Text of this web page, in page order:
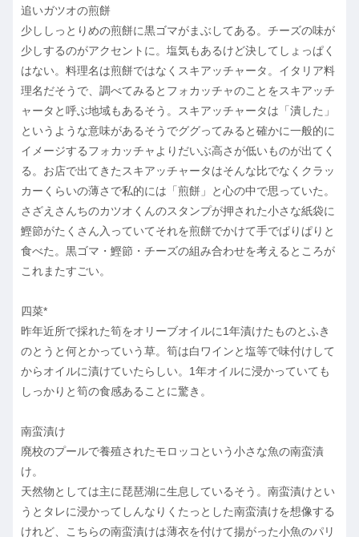
追いガツオの煎餅
少ししっとりめの煎餅に黒ゴマがまぶしてある。チーズの味が
少しするのがアクセントに。塩気もあるけど決してしょっぱく
はない。料理名は煎餅ではなくスキアッチャータ。イタリア料
理名だそうで、調べてみるとフォカッチャのことをスキアッチ
ャータと呼ぶ地域もあるそう。スキアッチャータは「潰した」
というような意味があるそうでググってみると確かに一般的に
イメージするフォカッチャよりだいぶ高さが低いものが出てく
る。お店で出てきたスキアッチャータはそんな比でなくクラッ
カーくらいの薄さで私的には「煎餅」と心の中で思っていた。
さざえさんちのカツオくんのスタンプが押された小さな紙袋に
鰹節がたくさん入っていてそれを煎餅でかけて手でぱりぱりと
食べた。黒ゴマ・鰹節・チーズの組み合わせを考えるところが
これまたすごい。
四菜*
昨年近所で採れた筍をオリーブオイルに1年漬けたものとふき
のとうと何とかっていう草。筍は白ワインと塩等で味付けして
からオイルに漬けていたらしい。1年オイルに浸かっていても
しっかりと筍の食感あることに驚き。
南蛮漬け
廃校のプールで養殖されたモロッコという小さな魚の南蛮漬
け。
天然物としては主に琵琶湖に生息しているそう。南蛮漬けとい
うとタレに浸かってしんなりくたっとした南蛮漬けを想像する
けれど、こちらの南蛮漬けは薄衣を付けて揚がった小魚のパリ